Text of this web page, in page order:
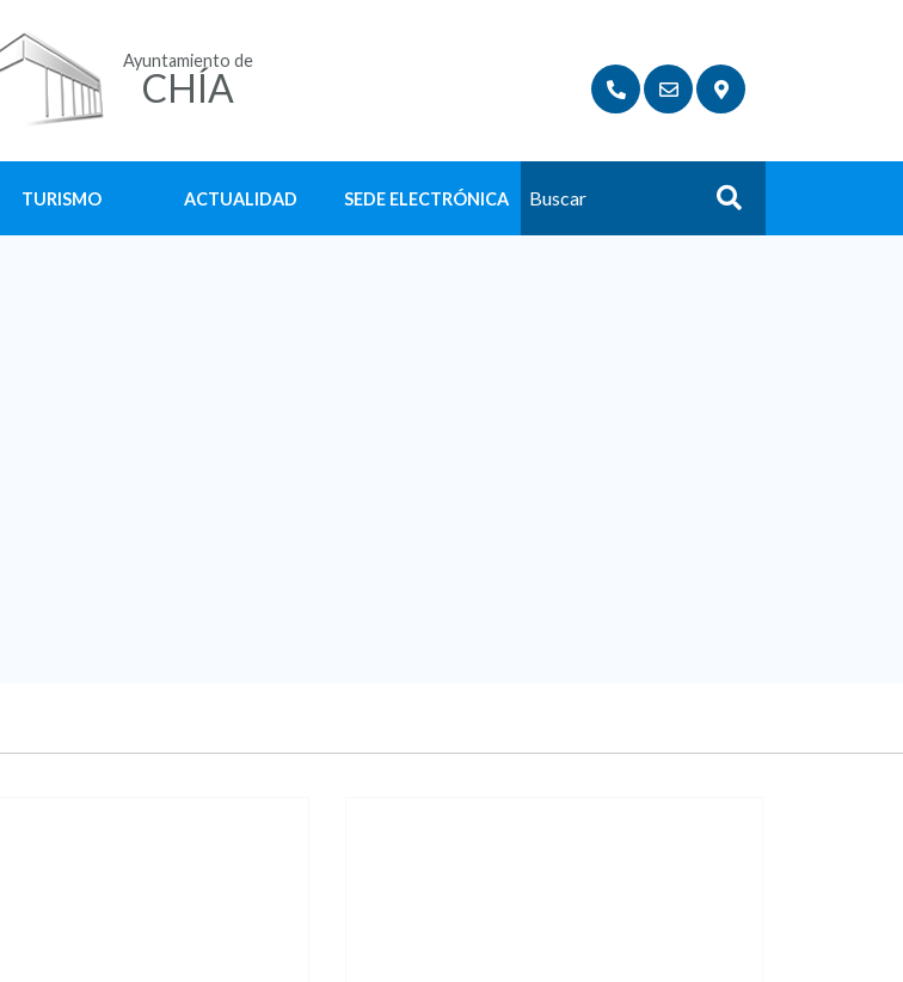
Ayuntamiento de
CHÍA
TURISMO ACTUALIDAD SEDE ELECTRÓNICA Buscar